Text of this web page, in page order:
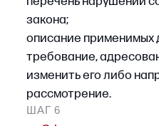
применения норм права.
доказательств допускается
в исключительных случаях,
допущенные в первой
невозможно исправить.
Какие риски возникают